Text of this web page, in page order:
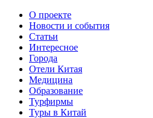
О проекте
Новости и события
Статьи
Интересное
Города
Отели Китая
Медицина
Образование
Турфирмы
Туры в Китай